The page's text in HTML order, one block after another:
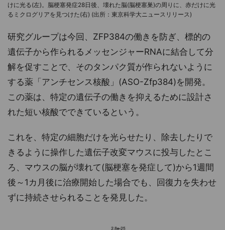
けに光る(左)。脳梗塞発症28日後、壊れた脳(脳梗塞巣)の周りに、赤だけに光
るミクログリアを見つけた(右) (出所：東京科学大ニュースリリース)
研究グループは今回、ZFP384の働きを防ぎ、標的の
遺伝子から作られるメッセンジャーRNAに結合して分
解を促すことで、そのタンパク質が作られないように
する薬「アンチセンス核酸」(ASO-Zfp384)を開発。
この薬は、特定の遺伝子の働きを抑えるために設計さ
れた短い核酸でできているという。
これを、特定の細胞だけを光らせたり、除去したりで
きるように操作した遺伝子改変マウスに投与したとこ
ろ、マウスの脳が壊れて(脳梗塞を発症して)から1週間
後～1カ月後に治療開始した場合でも、回復力を失わせ
ずに持続させられることを発見した。